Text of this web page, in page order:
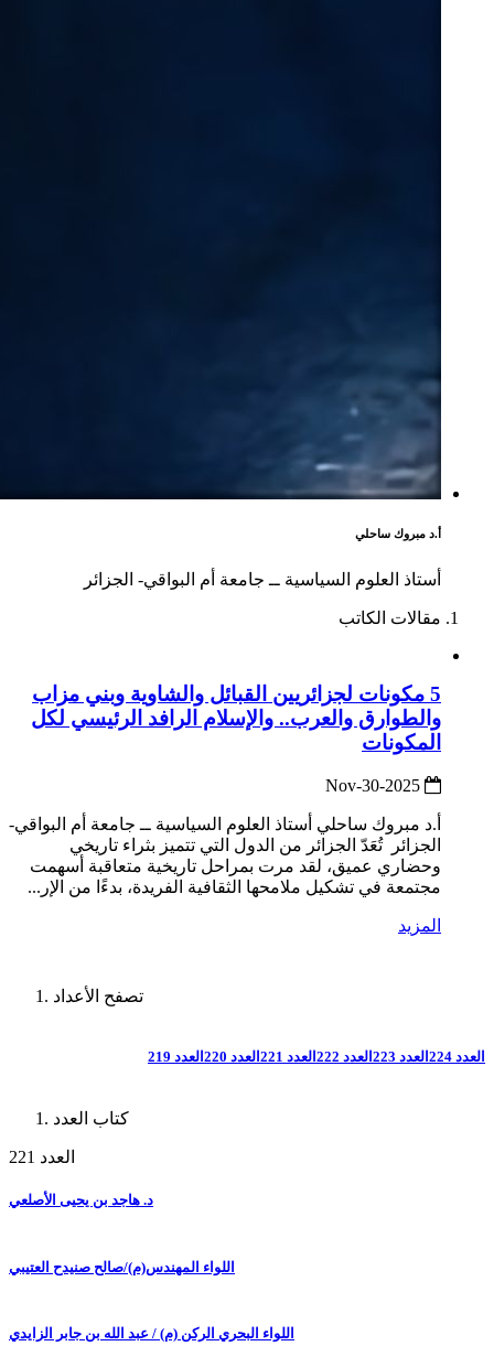
أ.د مبروك ساحلي
أستاذ العلوم السياسية ــ جامعة أم البواقي- الجزائر
مقالات الكاتب
5 مكونات لجزائريين القبائل والشاوية وبني مزاب
والطوارق والعرب.. والإسلام الرافد الرئيسي لكل
المكونات
أ.د مبروك ساحلي أستاذ العلوم السياسية ــ جامعة أم البواقي-
الجزائر تُعَدّ الجزائر من الدول التي تتميز بثراء تاريخي
وحضاري عميق، لقد مرت بمراحل تاريخية متعاقبة أسهمت
مجتمعة في تشكيل ملامحها الثقافية الفريدة، بدءًا من الإر...
المزيد
تصفح الأعداد
العدد 224 العدد 223 العدد 222 العدد 221 العدد 220 العدد 219
كتاب العدد
العدد 221
د. هاجد بن يحيى الأصلعي
اللواء المهندس(م)/صالح صنيدح العتيبي
اللواء البحري الركن (م) / عبد الله بن جابر الزايدي